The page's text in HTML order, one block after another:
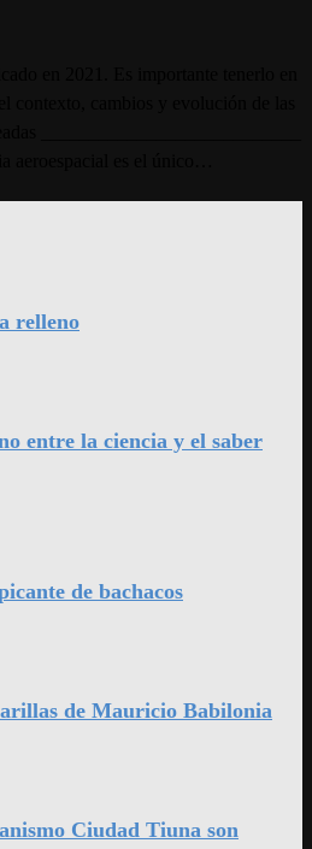
relleno
entre la ciencia y el saber
de bachacos
de Mauricio Babilonia
Ciudad Tiuna son